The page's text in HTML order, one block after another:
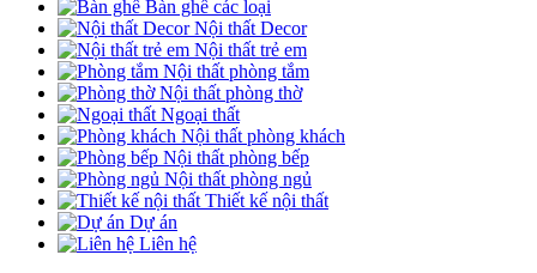
Bàn ghế các loại
Nội thất Decor
Nội thất trẻ em
Nội thất phòng tắm
Nội thất phòng thờ
Ngoại thất
Nội thất phòng khách
Nội thất phòng bếp
Nội thất phòng ngủ
Thiết kế nội thất
Dự án
Liên hệ